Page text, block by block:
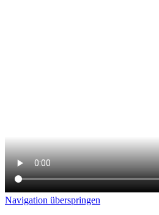
Navigation überspringen